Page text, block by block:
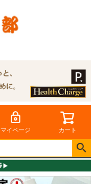
マイページ カート